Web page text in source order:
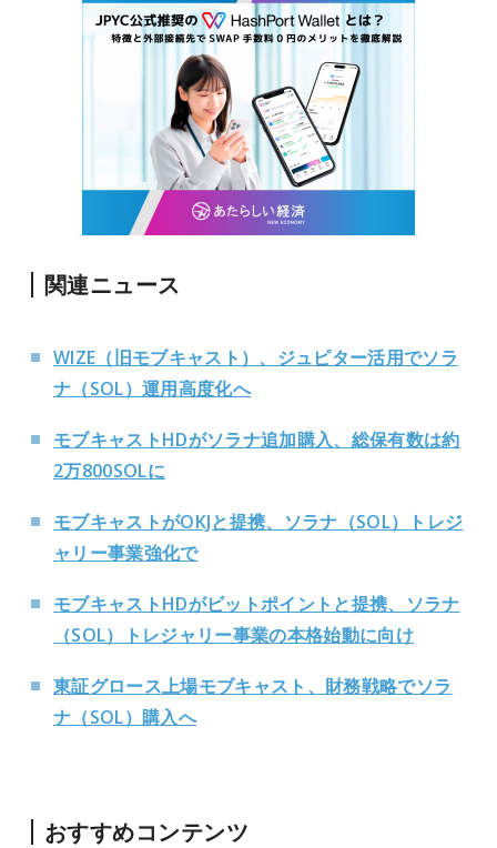
関連ニュース
WIZE（旧モブキャスト）、ジュピター活用でソラ
ナ（SOL）運用高度化へ
モブキャストHDがソラナ追加購入、総保有数は約
2万800SOLに
モブキャストがOKJと提携、ソラナ（SOL）トレジ
ャリー事業強化で
モブキャストHDがビットポイントと提携、ソラナ
（SOL）トレジャリー事業の本格始動に向け
東証グロース上場モブキャスト、財務戦略でソラ
ナ（SOL）購入へ
おすすめコンテンツ